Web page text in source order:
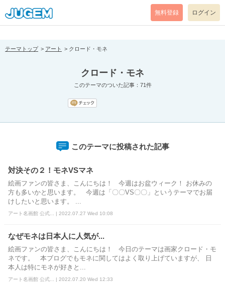
[pear_error: message="Success" code=0 mode=return level=notice
prefix="" info=""]
無料登録 ログイン
テーマトップ アート クロード・モネ
クロード・モネ
このテーマのついた記事：71件
このテーマに投稿された記事
対決その２！モネVSマネ
絵画ファンの皆さま、こんにちは！ 今週はお盆ウィーク！ お休みの
方も多いかと思います。 今週は「〇〇VS〇〇」というテーマでお届
けしたいと思います。 ...
アート名画館 公式... | 2022.07.27 Wed 10:08
なぜモネは日本人に人気が...
絵画ファンの皆さま、こんにちは！ 今日のテーマは画家クロード・モ
ネです。 本ブログでもモネに関してはよく取り上げていますが、 日
本人は特にモネが好きと...
アート名画館 公式... | 2022.07.20 Wed 12:33